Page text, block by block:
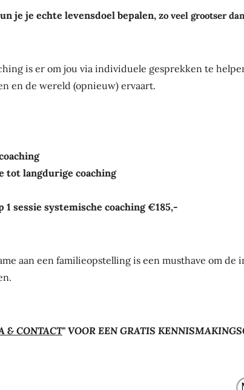
je je echte levensdoel bepalen,zo veel grootser
is er om jou via individuele gesprekken te
en de wereld (opnieuw) ervaart.
tot langdurige coaching
1 sessie systemische coaching €185,-
aan een familieopstelling is een musthave om
& CONTACT" VOOR EEN GRATIS